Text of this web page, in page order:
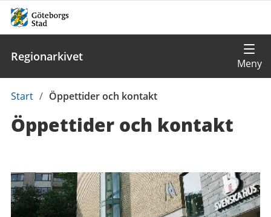
Regionarkivet
Du
här:
Start / Öppettider och kontakt
Öppettider och kontakt
Kontaktuppgifter